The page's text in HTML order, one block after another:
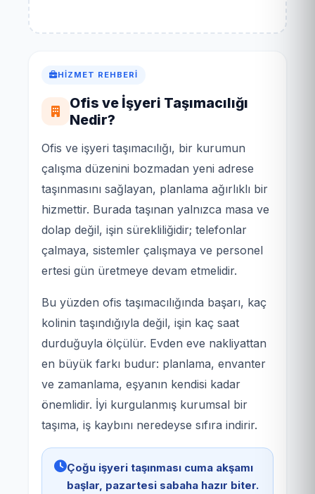
HIZMET REHBERI
Ofis ve İşyeri Taşımacılığı
Nedir?
Ofis ve işyeri taşımacılığı, bir kurumun
çalışma düzenini bozmadan yeni adrese
taşınmasını sağlayan, planlama ağırlıklı bir
hizmettir. Burada taşınan yalnızca masa ve
dolap değil, işin sürekliliğidir; telefonlar
çalmaya, sistemler çalışmaya ve personel
ertesi gün üretmeye devam etmelidir.
Bu yüzden ofis taşımacılığında başarı, kaç
kolinin taşındığıyla değil, işin kaç saat
durduğuyla ölçülür. Evden eve nakliyattan
en büyük farkı budur: planlama, envanter
ve zamanlama, eşyanın kendisi kadar
önemlidir. İyi kurgulanmış kurumsal bir
taşıma, iş kaybını neredeyse sıfıra indirir.
Çoğu işyeri taşınması cuma akşamı
başlar, pazartesi sabaha hazır biter.